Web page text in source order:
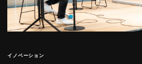
イノベーション